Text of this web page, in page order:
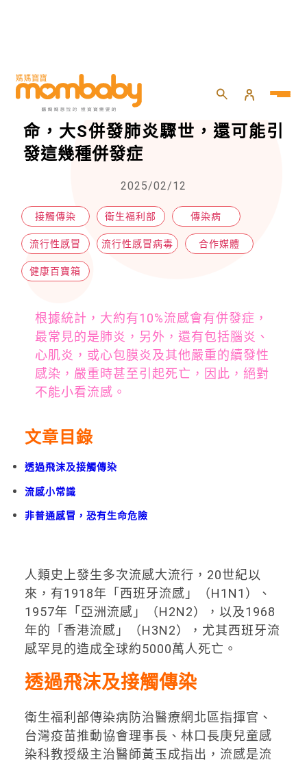
HOME 親子 健康百寶箱
別以為流感只是感冒，嚴重會要人
命，大S併發肺炎驟世，還可能引
發這幾種併發症
2025/02/12
接觸傳染 衛生福利部 傳染病
流行性感冒 流行性感冒病毒 合作媒體
健康百寶箱
根據統計，大約有10%流感會有併發症，
最常見的是肺炎，另外，還有包括腦炎、
心肌炎，或心包膜炎及其他嚴重的續發性
感染，嚴重時甚至引起死亡，因此，絕對
不能小看流感。
文章目錄
透過飛沫及接觸傳染
流感小常識
非普通感冒，恐有生命危險
人類史上發生多次流感大流行，20世紀以
來，有1918年「西班牙流感」（H1N1）、
1957年「亞洲流感」（H2N2），以及1968
年的「香港流感」（H3N2），尤其西班牙流
感罕見的造成全球約5000萬人死亡。
透過飛沫及接觸傳染
衛生福利部傳染病防治醫療網北區指揮官、
台灣疫苗推動協會理事長、林口長庚兒童感
染科教授級主治醫師黃玉成指出，流感是流